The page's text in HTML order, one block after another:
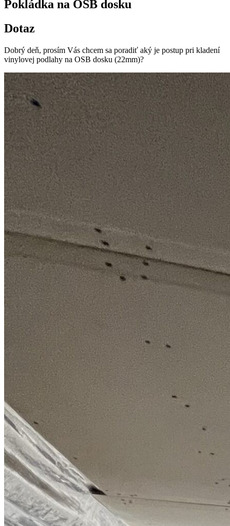
Pokládka na OSB dosku
Dotaz
Dobrý deň, prosím Vás chcem sa poradiť aký je postup pri kladení
vinylovej podlahy na OSB dosku (22mm)?